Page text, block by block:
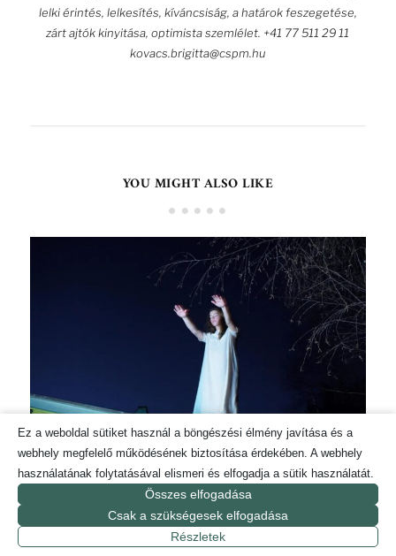
lelki érintés, lelkesítés, kíváncsiság, a határok feszegetése,
zárt ajtók kinyitása, optimista szemlélet. +41 77 511 29 11
kovacs.brigitta@cspm.hu
YOU MIGHT ALSO LIKE
VESZÉLYESEBB ALVAJÁRÓ NŐKNEK LENNI,
MINT A FÉRFINAK
2026. június 9.
Ez a weboldal sütiket használ a böngészési élmény javítása és a
webhely megfelelő működésének biztosítása érdekében. A webhely
használatának folytatásával elismeri és elfogadja a sütik használatát.
Összes elfogadása
Csak a szükségesek elfogadása
Részletek